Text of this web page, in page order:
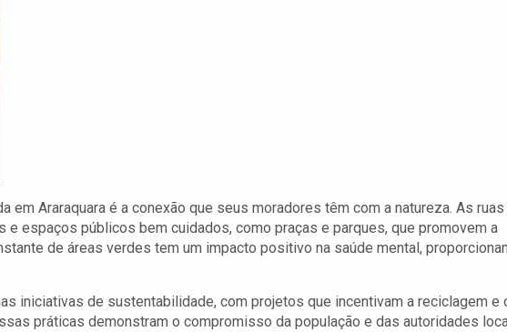
em Araraquara é a conexão que seus moradores têm com a natureza. As ruas
espaços públicos bem cuidados, como praças e parques, que promovem a
de áreas verdes tem um impacto positivo na saúde mental,
iniciativas de sustentabilidade, com projetos que incentivam a reciclagem e
práticas demonstram o compromisso da população e das autoridades